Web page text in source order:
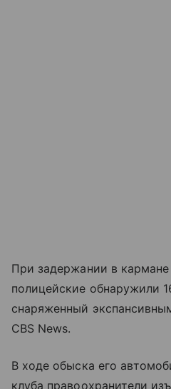
При задержании в
полицейские обнаружили
снаряженный
CBS News.
В ходе обыска его
клуба правоохранители